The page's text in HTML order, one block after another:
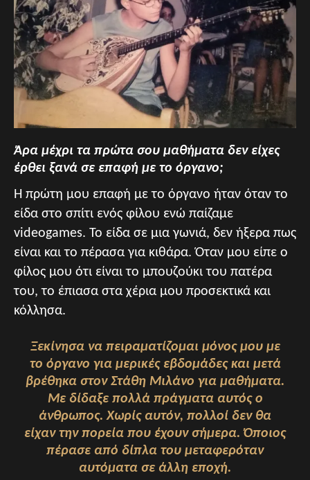
Άρα μέχρι τα πρώτα σου μαθήματα δεν είχες
έρθει ξανά σε επαφή με το όργανο;
Η πρώτη μου επαφή με το όργανο ήταν όταν το
είδα στο σπίτι ενός φίλου ενώ παίζαμε
videogames. Το είδα σε μια γωνιά, δεν ήξερα πως
είναι και το πέρασα για κιθάρα. Όταν μου είπε ο
φίλος μου ότι είναι το μπουζούκι του πατέρα
του, το έπιασα στα χέρια μου προσεκτικά και
κόλλησα.
Ξεκίνησα να πειραματίζομαι μόνος μου με
το όργανο για μερικές εβδομάδες και μετά
βρέθηκα στον Στάθη Μιλάνο για μαθήματα.
Με δίδαξε πολλά πράγματα αυτός ο
άνθρωπος. Χωρίς αυτόν, πολλοί δεν θα
είχαν την πορεία που έχουν σήμερα. Όποιος
πέρασε από δίπλα του μεταφερόταν
αυτόματα σε άλλη εποχή.